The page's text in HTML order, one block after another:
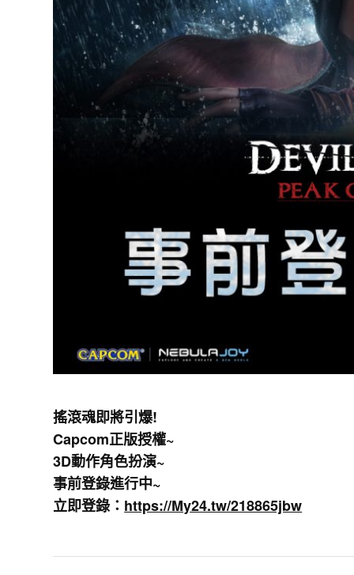
搖滾魂即將引爆!
Capcom正版授權~
3D動作角色扮演~
事前登錄進行中~
立即登錄： https://My24.tw/218865jbw